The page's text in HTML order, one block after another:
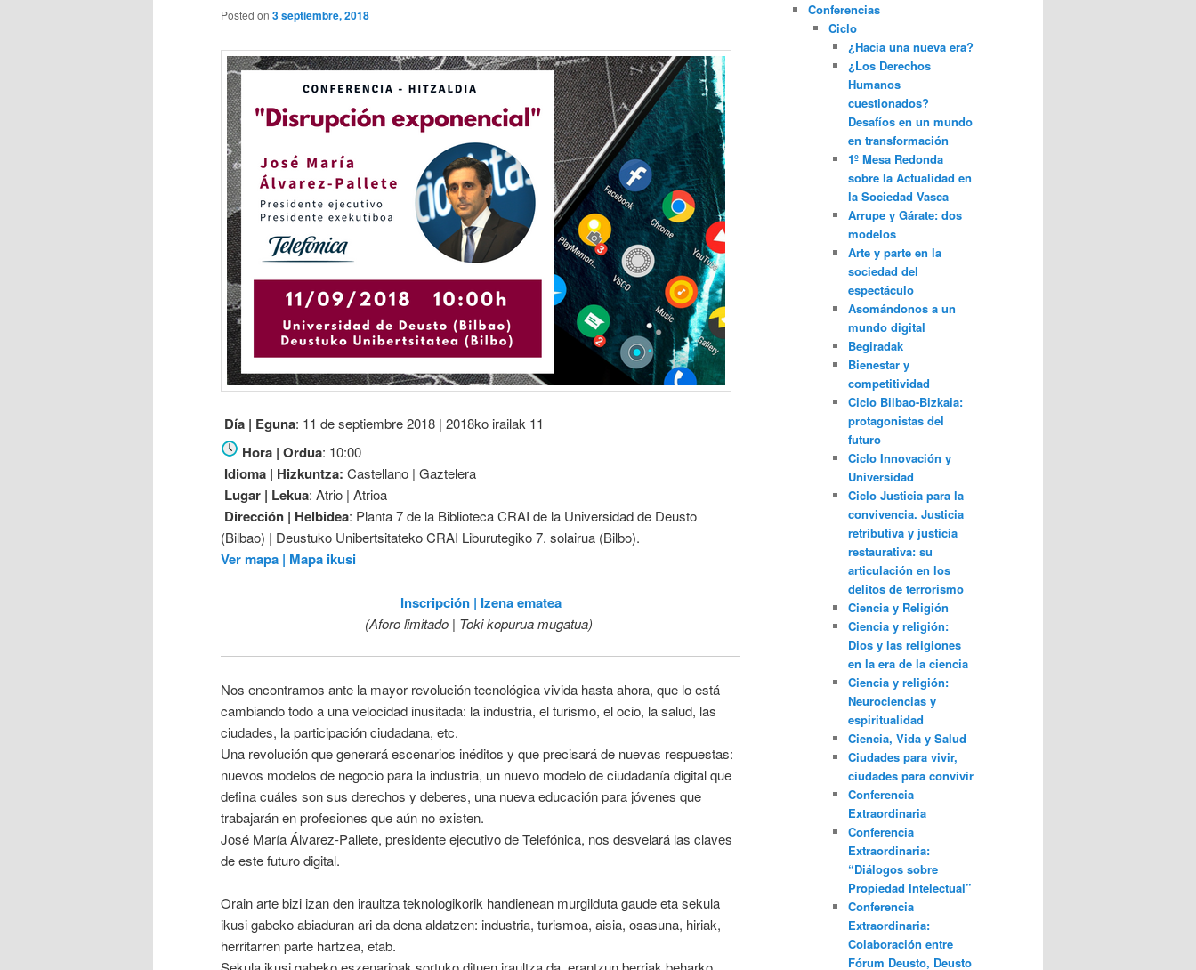
Posted on 3 septiembre, 2018
Día | Eguna: 11 de septiembre 2018 | 2018ko irailak 11
Hora | Ordua: 10:00
Idioma | Hizkuntza: Castellano | Gaztelera
Lugar | Lekua: Atrio | Atrioa
Dirección | Helbidea: Planta 7 de la Biblioteca CRAI de la Universidad de Deusto
(Bilbao) | Deustuko Unibertsitateko CRAI Liburutegiko 7. solairua (Bilbo).
Ver mapa | Mapa ikusi
Inscripción | Izena ematea
(Aforo limitado | Toki kopurua mugatua)
Nos encontramos ante la mayor revolución tecnológica vivida hasta ahora, que lo está
cambiando todo a una velocidad inusitada: la industria, el turismo, el ocio, la salud, las
ciudades, la participación ciudadana, etc.
Una revolución que generará escenarios inéditos y que precisará de nuevas respuestas:
nuevos modelos de negocio para la industria, un nuevo modelo de ciudadanía digital que
defina cuáles son sus derechos y deberes, una nueva educación para jóvenes que
trabajarán en profesiones que aún no existen.
José María Álvarez-Pallete, presidente ejecutivo de Telefónica, nos desvelará las claves
de este futuro digital.
Orain arte bizi izan den iraultza teknologikorik handienean murgilduta gaude eta sekula
ikusi gabeko abiaduran ari da dena aldatzen: industria, turismoa, aisia, osasuna, hiriak,
herritarren parte hartzea, etab.
Conferencias
Ciclo
¿Hacia una nueva era?
¿Los Derechos
Humanos
cuestionados?
Desafíos en un mundo
en transformación
1º Mesa Redonda
sobre la Actualidad en
la Sociedad Vasca
Arrupe y Gárate: dos
modelos
Arte y parte en la
sociedad del
espectáculo
Asomándonos a un
mundo digital
Begiradak
Bienestar y
competitividad
Ciclo Bilbao-Bizkaia:
protagonistas del
futuro
Ciclo Innovación y
Universidad
Ciclo Justicia para la
convivencia. Justicia
retributiva y justicia
restaurativa: su
articulación en los
delitos de terrorismo
Ciencia y Religión
Ciencia y religión:
Dios y las religiones
en la era de la ciencia
Ciencia y religión:
Neurociencias y
espiritualidad
Ciencia, Vida y Salud
Ciudades para vivir,
ciudades para convivir
Conferencia
Extraordinaria
Conferencia
Extraordinaria:
“Diálogos sobre
Propiedad Intelectual”
Conferencia
Extraordinaria:
Colaboración entre
Fórum Deusto, Deusto